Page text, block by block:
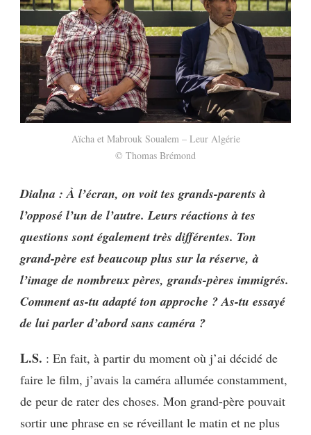
Aïcha et Mabrouk Soualem – Leur Algérie
© Thomas Brémond
Dialna : À l’écran, on voit tes grands-parents à
l’opposé l’un de l’autre. Leurs réactions à tes
questions sont également très différentes. Ton
grand-père est beaucoup plus sur la réserve, à
l’image de nombreux pères, grands-pères immigrés.
Comment as-tu adapté ton approche ? As-tu essayé
de lui parler d’abord sans caméra ?
L.S. : En fait, à partir du moment où j’ai décidé de
faire le film, j’avais la caméra allumée constamment,
de peur de rater des choses. Mon grand-père pouvait
sortir une phrase en se réveillant le matin et ne plus